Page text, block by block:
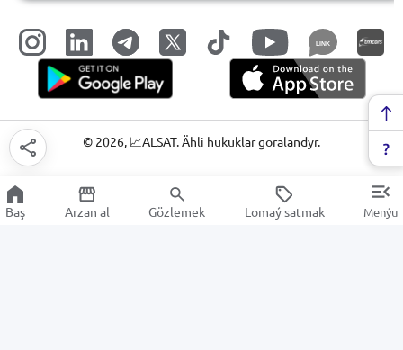
LINK
© 2026, 📈ALSAT. Ähli hukuklar goralandyr.
Baş Arzan al Gözlemek Lomaý satmak Menýu